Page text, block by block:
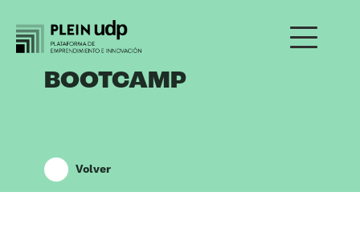
BOOTCAMP
Volver